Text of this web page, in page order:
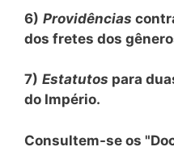
6) Providências
dos fretes dos
7) Estatutos para
do Império.
Consultem-se os